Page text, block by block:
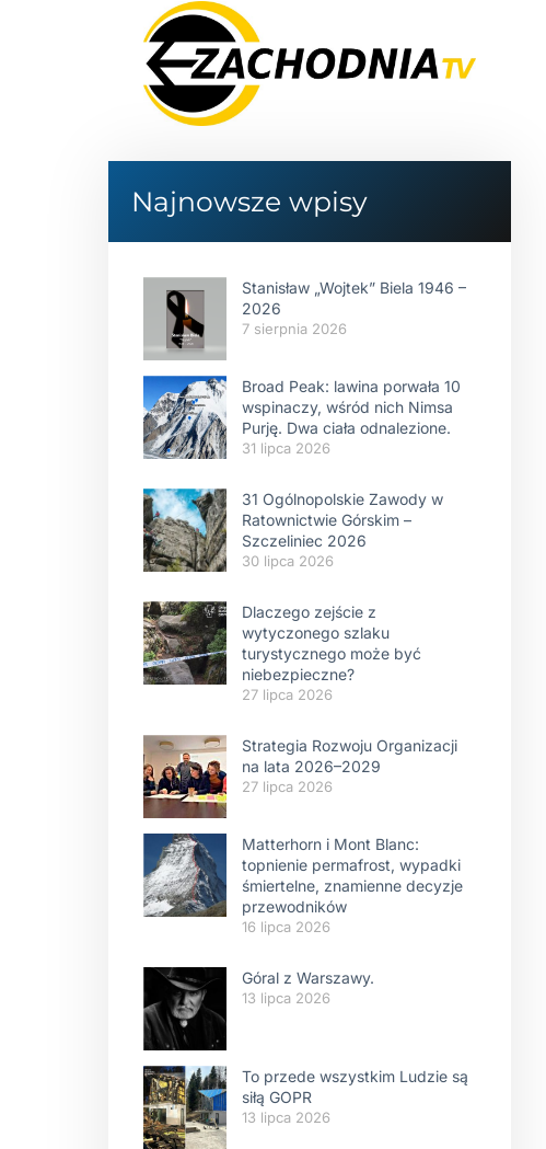
Najnowsze wpisy
Stanisław „Wojtek” Biela 1946 –
2026
7 sierpnia 2026
Broad Peak: lawina porwała 10
wspinaczy, wśród nich Nimsa
Purję. Dwa ciała odnalezione.
31 lipca 2026
31 Ogólnopolskie Zawody w
Ratownictwie Górskim –
Szczeliniec 2026
30 lipca 2026
Dlaczego zejście z
wytyczonego szlaku
turystycznego może być
niebezpieczne?
27 lipca 2026
Strategia Rozwoju Organizacji
na lata 2026–2029
27 lipca 2026
Matterhorn i Mont Blanc:
topnienie permafrost, wypadki
śmiertelne, znamienne decyzje
przewodników
16 lipca 2026
Góral z Warszawy.
13 lipca 2026
To przede wszystkim Ludzie są
siłą GOPR
13 lipca 2026